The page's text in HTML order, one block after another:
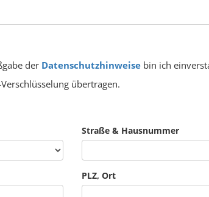
der Datenschutzhinweise bin ich
übertragen.
Straße & Hausnummer
PLZ, Ort